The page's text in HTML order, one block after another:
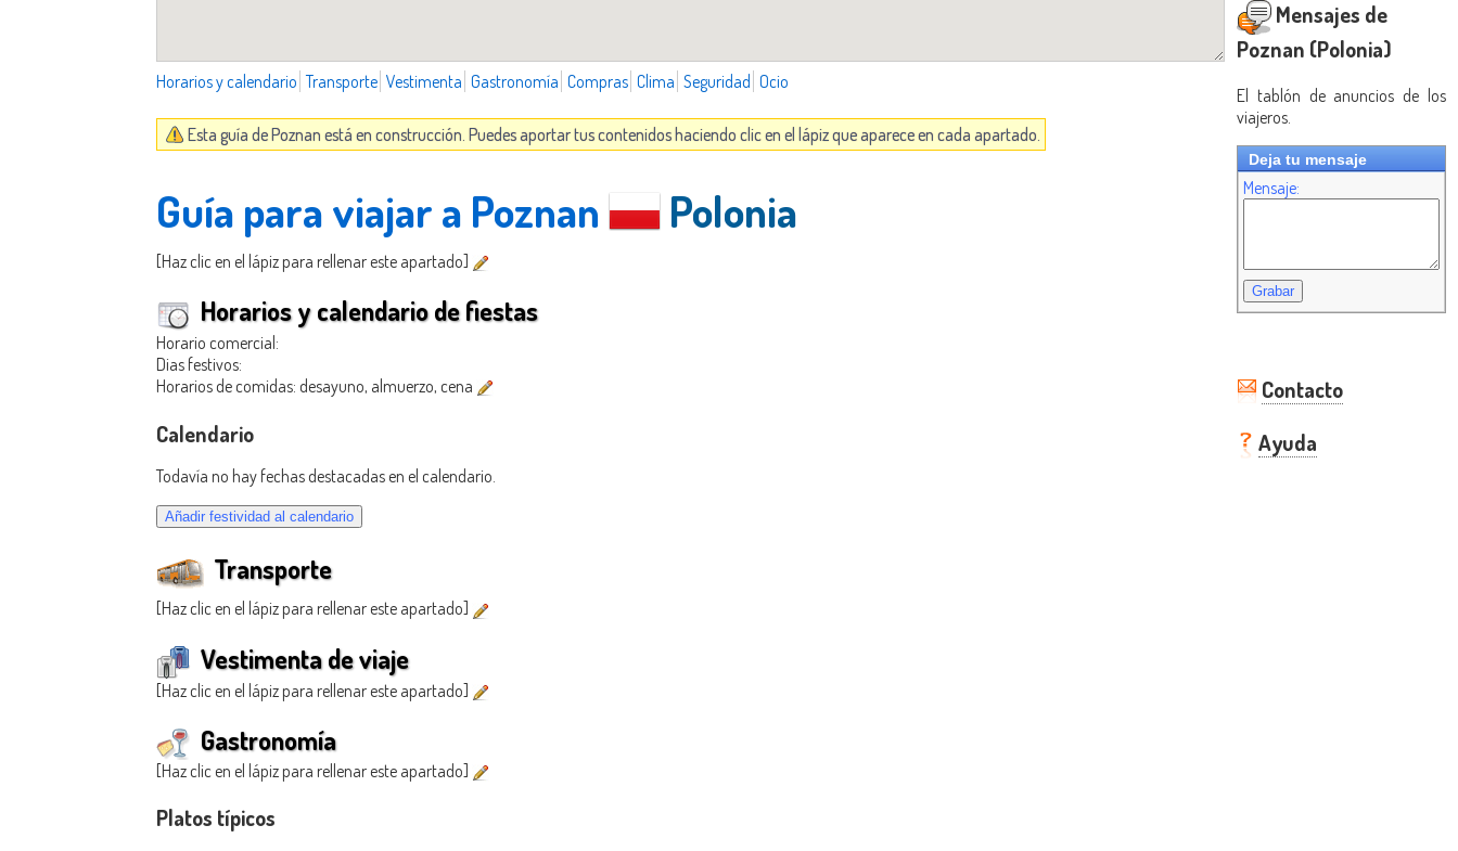
Horarios y calendario Transporte Vestimenta Gastronomía Compras Clima Seguridad Ocio
Esta guía de Poznan está en construcción. Puedes aportar tus contenidos haciendo clic en el lápiz que aparece en cada apartado.
Guía para viajar a Poznan Polonia
[Haz clic en el lápiz para rellenar este apartado]
Horarios y calendario de fiestas
Horario comercial:
Dias festivos:
Horarios de comidas: desayuno, almuerzo, cena
Calendario
Todavía no hay fechas destacadas en el calendario.
Transporte
[Haz clic en el lápiz para rellenar este apartado]
Vestimenta de viaje
[Haz clic en el lápiz para rellenar este apartado]
Gastronomía
[Haz clic en el lápiz para rellenar este apartado]
Platos típicos
Mensajes de
Poznan (Polonia)
El tablón de anuncios de los
viajeros.
Deja tu mensaje
Mensaje:
Contacto
Ayuda